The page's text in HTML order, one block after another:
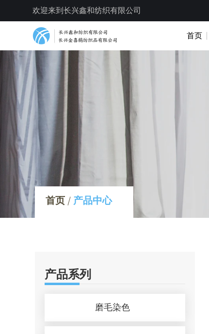
欢迎来到长兴鑫和纺织有限公司
首页
首页 / 产品中心
产品系列
磨毛染色